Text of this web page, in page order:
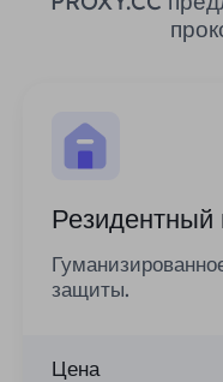
Резидентный
защиты.
Цена